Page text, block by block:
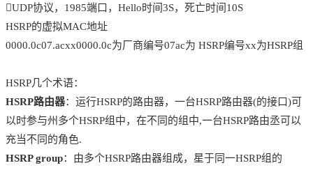
UDP协议，1985端口，Hello时间3S，死亡时间10S
HSRP的虚拟MAC地址
0000.0c07.acxx0000.0c为厂商编号07ac为 HSRP编号xx为HSRP组
HSRP几个术语：
HSRP路由器：运行HSRP的路由器，一台HSRP路由器(的接口)可
以时参与州多个HSRP组中，在不同的组中,一台HSRP路由丞可以
充当不同的角色.
HSRP group：由多个HSRP路由器组成，星于同一HSRP组的